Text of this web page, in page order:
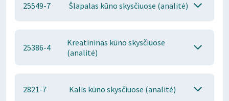
25549-7 Šlapalas kūno skysčiuose (analitė)
25386-4
Kreatininas kūno skysčiuose
(analitė)
2821-7 Kalis kūno skysčiuose (analitė)